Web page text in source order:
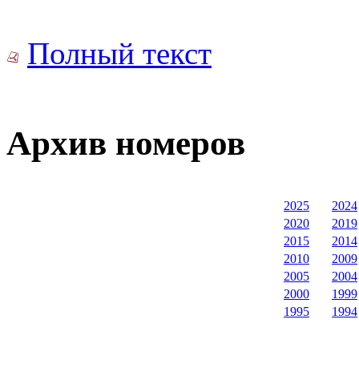
Полный текст
Архив номеров
2025
2024
2020
2019
2015
2014
2010
2009
2005
2004
2000
1999
1995
1994